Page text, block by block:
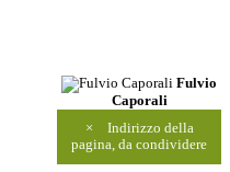
Fulvio
Caporali
×
Indirizzo della
pagina, da condividere